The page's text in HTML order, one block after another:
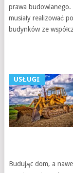
prawa
musiały realizować
budynków ze
USŁUGI
Budując dom, a